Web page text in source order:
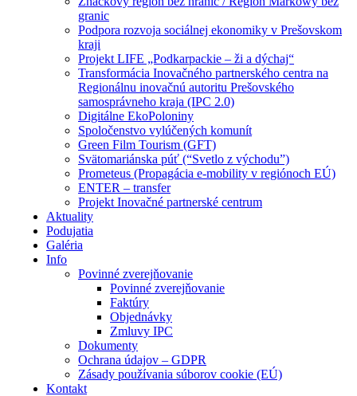
granic
Podpora rozvoja sociálnej ekonomiky v Prešovskom
kraji
Projekt LIFE „Podkarpackie – ži a dýchaj“
Transformácia Inovačného partnerského centra na
Regionálnu inovačnú autoritu Prešovského
samosprávneho kraja (IPC 2.0)
Digitálne EkoPoloniny
Spoločenstvo vylúčených komunít
Green Film Tourism (GFT)
Svätomariánska púť (“Svetlo z východu”)
Prometeus (Propagácia e-mobility v regiónoch EÚ)
ENTER – transfer
Projekt Inovačné partnerské centrum
Aktuality
Podujatia
Galéria
Info
Povinné zverejňovanie
Povinné zverejňovanie
Faktúry
Objednávky
Zmluvy IPC
Dokumenty
Ochrana údajov – GDPR
Zásady používania súborov cookie (EÚ)
Kontakt